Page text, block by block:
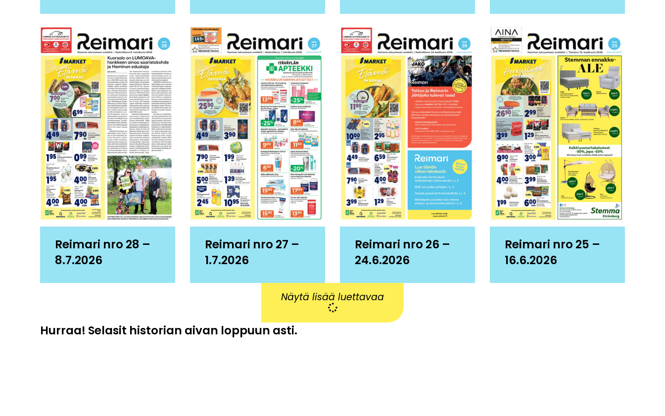
Reimari nro 28 –
8.7.2026
Reimari nro 27 –
1.7.2026
Reimari nro 26 –
24.6.2026
Reimari nro 25 –
16.6.2026
Näytä lisää luettavaa
Hurraa! Selasit historian aivan loppuun asti.